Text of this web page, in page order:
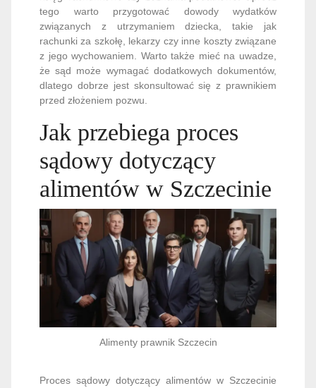
tego warto przygotować dowody wydatków
związanych z utrzymaniem dziecka, takie jak
rachunki za szkołę, lekarzy czy inne koszty związane
z jego wychowaniem. Warto także mieć na uwadze,
że sąd może wymagać dodatkowych dokumentów,
dlatego dobrze jest skonsultować się z prawnikiem
przed złożeniem pozwu.
Jak przebiega proces
sądowy dotyczący
alimentów w Szczecinie
Alimenty prawnik Szczecin
Proces sądowy dotyczący alimentów w Szczecinie